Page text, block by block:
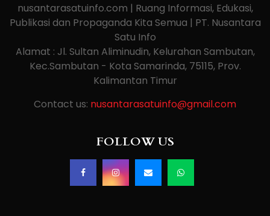
nusantarasatuinfo.com | Ruang Informasi, Edukasi,
Publikasi dan Propaganda Kita Semua | PT. Nusantara
Satu Info
Alamat : Jl. Sultan Aliminudin, Kelurahan Sambutan,
Kec.Sambutan - Kota Samarinda, 75115, Prov.
Kalimantan Timur
Contact us: nusantarasatuinfo@gmail.com
FOLLOW US